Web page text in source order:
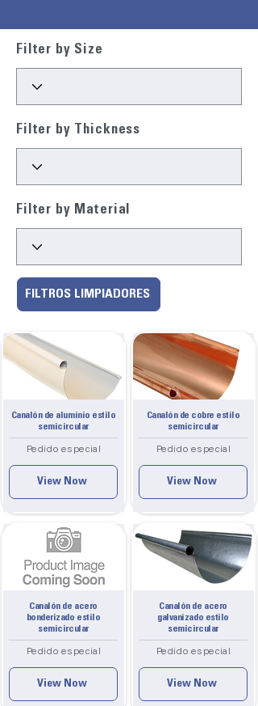
Filter by Size
Filter by Thickness
Filter by Material
FILTROS LIMPIADORES
Canalón de aluminio estilo
semicircular
Pedido especial
View Now
Canalón de acero
bonderizado estilo
semicircular
Pedido especial
View Now
Canalón de cobre estilo
semicircular
Pedido especial
View Now
Canalón de acero
galvanizado estilo
semicircular
Pedido especial
View Now